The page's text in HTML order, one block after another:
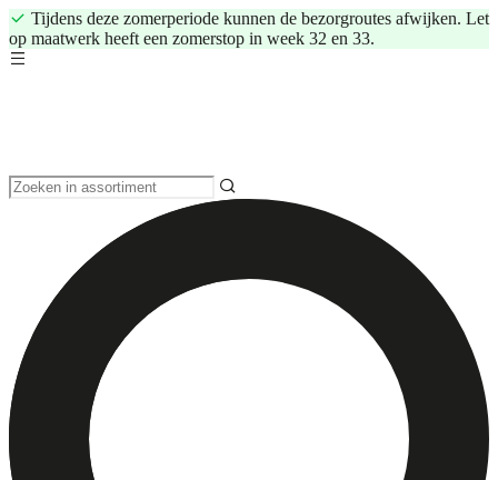
Tijdens deze zomerperiode kunnen de bezorgroutes afwijken. Let
op maatwerk heeft een zomerstop in week 32 en 33.